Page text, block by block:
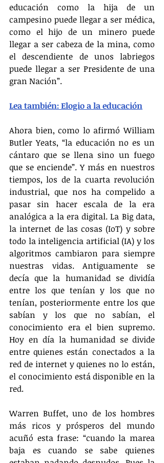
educación como la hija de un
campesino puede llegar a ser médica,
como el hijo de un minero puede
llegar a ser cabeza de la mina, como
el descendiente de unos labriegos
puede llegar a ser Presidente de una
gran Nación”.
Lea también: Elogio a la educación
Ahora bien, como lo afirmó William
Butler Yeats, “la educación no es un
cántaro que se llena sino un fuego
que se enciende”. Y más en nuestros
tiempos, los de la cuarta revolución
industrial, que nos ha compelido a
pasar sin hacer escala de la era
analógica a la era digital. La Big data,
la internet de las cosas (IoT) y sobre
todo la inteligencia artificial (IA) y los
algoritmos cambiaron para siempre
nuestras vidas. Antiguamente se
decía que la humanidad se dividía
entre los que tenían y los que no
tenían, posteriormente entre los que
sabían y los que no sabían, el
conocimiento era el bien supremo.
Hoy en día la humanidad se divide
entre quienes están conectados a la
red de internet y quienes no lo están,
el conocimiento está disponible en la
red.
Warren Buffet, uno de los hombres
más ricos y prósperos del mundo
acuñó esta frase: “cuando la marea
baja es cuando se sabe quienes